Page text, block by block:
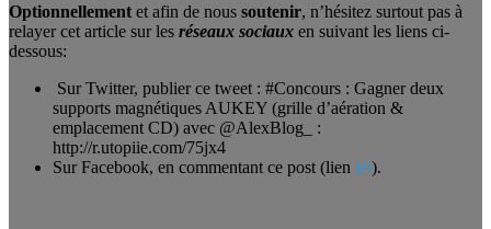
Optionnellement et afin de nous soutenir, n’hésitez surtout pas à
relayer cet article sur les réseaux sociaux en suivant les liens ci-
dessous:
Sur Twitter, publier ce tweet : #Concours : Gagner deux
supports magnétiques AUKEY (grille d’aération &
emplacement CD) avec @AlexBlog_ :
http://r.utopiie.com/75jx4
Sur Facebook, en commentant ce post (lien ici).